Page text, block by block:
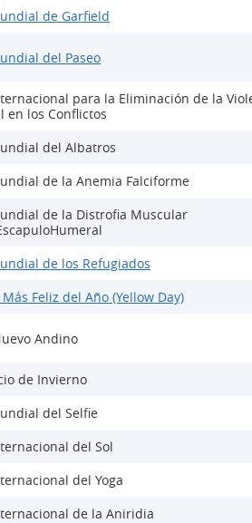
de Garfield
del Paseo
para la Eliminación de la
en los Conflictos
del Albatros
de la Anemia Falciforme
de la Distrofia Muscular
de los Refugiados
Más Feliz del Año (Yellow Day)
Andino
de Invierno
del Selfie
del Sol
del Yoga
de la Aniridia